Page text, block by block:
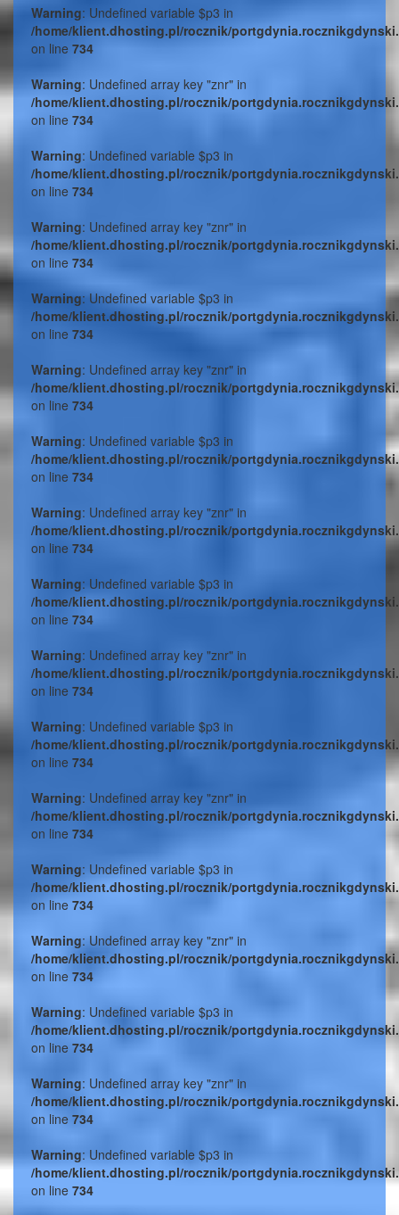
Warning: Undefined variable $p3 in
/home/klient.dhosting.pl/rocznik/
on line 734
Warning: Undefined array key "znr" in
/home/klient.dhosting.pl/rocznik/
on line 734
Warning: Undefined variable $p3 in
/home/klient.dhosting.pl/rocznik/
on line 734
Warning: Undefined array key "znr" in
/home/klient.dhosting.pl/rocznik/
on line 734
Warning: Undefined variable $p3 in
/home/klient.dhosting.pl/rocznik/
on line 734
Warning: Undefined array key "znr" in
/home/klient.dhosting.pl/rocznik/
on line 734
Warning: Undefined variable $p3 in
/home/klient.dhosting.pl/rocznik/
on line 734
Warning: Undefined array key "znr" in
/home/klient.dhosting.pl/rocznik/
on line 734
Warning: Undefined variable $p3 in
/home/klient.dhosting.pl/rocznik/
on line 734
Warning: Undefined array key "znr" in
/home/klient.dhosting.pl/rocznik/
on line 734
Warning: Undefined variable $p3 in
/home/klient.dhosting.pl/rocznik/
on line 734
Warning: Undefined array key "znr" in
/home/klient.dhosting.pl/rocznik/
on line 734
Warning: Undefined variable $p3 in
/home/klient.dhosting.pl/rocznik/
on line 734
Warning: Undefined array key "znr" in
/home/klient.dhosting.pl/rocznik/
on line 734
Warning: Undefined variable $p3 in
/home/klient.dhosting.pl/rocznik/
on line 734
Warning: Undefined array key "znr" in
/home/klient.dhosting.pl/rocznik/
on line 734
Warning: Undefined variable $p3 in
/home/klient.dhosting.pl/rocznik/
on line 734